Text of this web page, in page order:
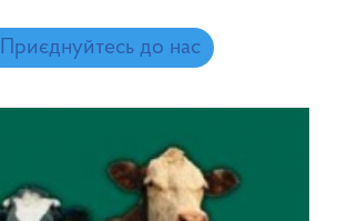
Приєднуйтесь до нас